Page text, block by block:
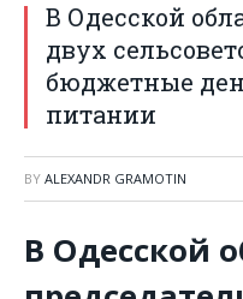
В Одесской
двух
бюджетные
питании
BY ALEXANDR GRAMOTIN
В Одесской